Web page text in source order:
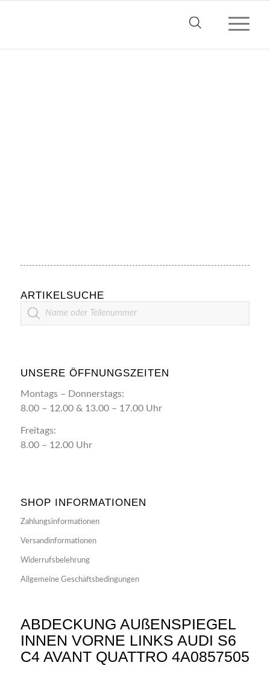
ARTIKELSUCHE
Artikelsuche
UNSERE ÖFFNUNGSZEITEN
Montags – Donnerstags:
8.00 – 12.00 & 13.00 – 17.00 Uhr
Freitags:
8.00 – 12.00 Uhr
SHOP INFORMATIONEN
Zahlungsinformationen
Versandinformationen
Widerrufsbelehrung
Allgemeine Geschäftsbedingungen
ABDECKUNG AUßENSPIEGEL
INNEN VORNE LINKS AUDI S6
C4 AVANT QUATTRO 4A0857505